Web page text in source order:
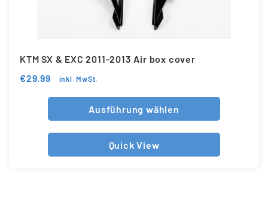
KTM SX & EXC 2011-2013 Air box cover
€29.99 inkl. MwSt.
Ausführung wählen
Quick View